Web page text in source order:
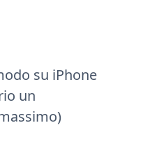
su iPhone
un